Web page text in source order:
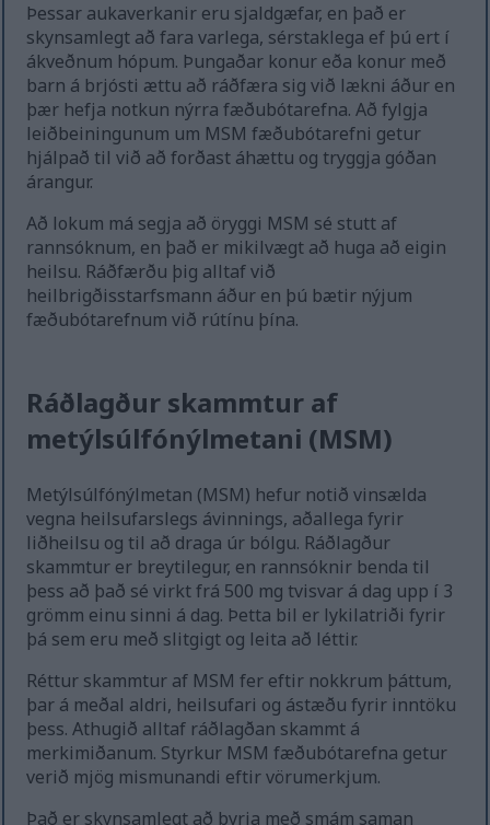
Þessar aukaverkanir eru sjaldgæfar, en það er
skynsamlegt að fara varlega, sérstaklega ef þú ert í
ákveðnum hópum. Þungaðar konur eða konur með
barn á brjósti ættu að ráðfæra sig við lækni áður en
þær hefja notkun nýrra fæðubótarefna. Að fylgja
leiðbeiningunum um MSM fæðubótarefni getur
hjálpað til við að forðast áhættu og tryggja góðan
árangur.
Að lokum má segja að öryggi MSM sé stutt af
rannsóknum, en það er mikilvægt að huga að eigin
heilsu. Ráðfærðu þig alltaf við
heilbrigðisstarfsmann áður en þú bætir nýjum
fæðubótarefnum við rútínu þína.
Ráðlagður skammtur af
metýlsúlfónýlmetani (MSM)
Metýlsúlfónýlmetan (MSM) hefur notið vinsælda
vegna heilsufarslegs ávinnings, aðallega fyrir
liðheilsu og til að draga úr bólgu. Ráðlagður
skammtur er breytilegur, en rannsóknir benda til
þess að það sé virkt frá 500 mg tvisvar á dag upp í 3
grömm einu sinni á dag. Þetta bil er lykilatriði fyrir
þá sem eru með slitgigt og leita að léttir.
Réttur skammtur af MSM fer eftir nokkrum þáttum,
þar á meðal aldri, heilsufari og ástæðu fyrir inntöku
þess. Athugið alltaf ráðlagðan skammt á
merkimiðanum. Styrkur MSM fæðubótarefna getur
verið mjög mismunandi eftir vörumerkjum.
Það er skynsamlegt að byrja með smám saman